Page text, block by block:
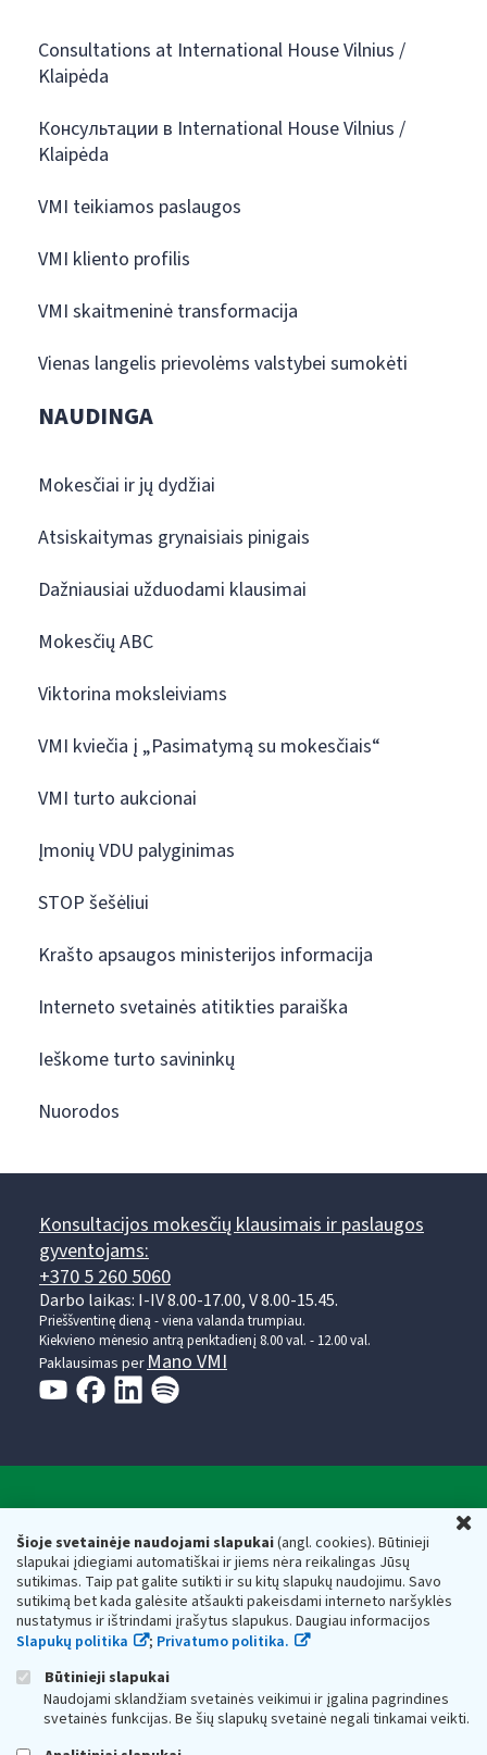
Šioje svetainėje naudojami slapukai(angl. cookies). Būtinieji
slapukai įdiegiami automatiškai ir jiems nėra reikalingas Jūsų
sutikimas. Taip pat galite sutikti ir su kitų slapukų naudojimu. Savo
sutikimą bet kada galėsite atšaukti pakeisdami interneto naršyklės
nustatymus ir ištrindami įrašytus slapukus. Daugiau informacijos
Slapukų politika
; Privatumo politika.
Būtinieji slapukai
Naudojami sklandžiam svetainės veikimui ir įgalina pagrindines
svetainės funkcijas. Be šių slapukų svetainė negali tinkamai veikti.
Consultations at International House Vilnius /
Klaipėda
Консультации в International House Vilnius /
Klaipėda
VMI teikiamos paslaugos
VMI kliento profilis
VMI skaitmeninė transformacija
Vienas langelis prievolėms valstybei sumokėti
NAUDINGA
Mokesčiai ir jų dydžiai
Atsiskaitymas grynaisiais pinigais
Dažniausiai užduodami klausimai
Mokesčių ABC
Viktorina moksleiviams
VMI kviečia į „Pasimatymą su mokesčiais“
VMI turto aukcionai
Įmonių VDU palyginimas
STOP šešėliui
Krašto apsaugos ministerijos informacija
Interneto svetainės atitikties paraiška
Ieškome turto savininkų
Nuorodos
Konsultacijos mokesčių klausimais ir paslaugos
gyventojams:
+370 5 260 5060
Darbo laikas: I-IV 8.00-17.00, V 8.00-15.45.
Prieššventinę dieną - viena valanda trumpiau.
Kiekvieno mėnesio antrą penktadienį 8.00 val. - 12.00 val.
Paklausimas per Mano VMI
Respublikos finansų ministerijos
Biudžetinė įstaiga. Juridinio asmens kodas — 188659752,
adresas: Vasario 16-osios g. 14, 01107 Vilnius, Lietuva, el.paštas:
vmi@vmi.lt, E. pristatymo dėžutės adresas 188659752
Duomenys apie Valstybinę mokesčių inspekciją prie Lietuvos
Respublikos finansų ministerijos kaupiami ir saugomi Juridinių